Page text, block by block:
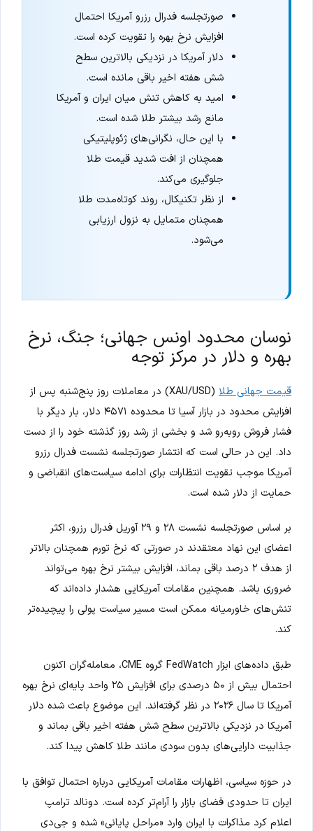
صورتجلسه فدرال رزرو آمریکا احتمال
افزایش نرخ بهره را تقویت کرده است.
دلار آمریکا در نزدیکی بالاترین سطح
شش هفته اخیر باقی مانده است.
امید به کاهش تنش میان ایران و آمریکا
مانع رشد بیشتر طلا شده است.
با این حال، نگرانی‌های ژئوپلیتیکی
همچنان از افت شدید قیمت طلا
جلوگیری می‌کند.
از نظر تکنیکال، روند کوتاه‌مدت طلا
همچنان متمایل به نزول ارزیابی
می‌شود.
نوسان محدود اونس جهانی؛ جنگ، نرخ
بهره و دلار در مرکز توجه
قیمت جهانی طلا
(XAU/USD) در معاملات روز پنج‌شنبه پس از
افزایش محدود در بازار آسیا تا محدوده ۴۵۷۱ دلار، بار دیگر با
فشار فروش روبه‌رو شد و بخشی از رشد روز گذشته خود را از دست
داد. این در حالی است که انتشار صورتجلسه نشست فدرال رزرو
آمریکا موجب تقویت انتظارات برای ادامه سیاست‌های انقباضی و
حمایت از دلار شده است.
بر اساس صورتجلسه نشست ۲۸ و ۲۹ آوریل فدرال رزرو، اکثر
اعضای این نهاد معتقدند در صورتی که نرخ تورم همچنان بالاتر
از هدف ۲ درصد باقی بماند، افزایش بیشتر نرخ بهره می‌تواند
ضروری باشد. همچنین مقامات آمریکایی هشدار داده‌اند که
تنش‌های خاورمیانه ممکن است مسیر سیاست پولی را پیچیده‌تر
کند.
طبق داده‌های ابزار FedWatch گروه CME، معامله‌گران اکنون
احتمال بیش از ۵۰ درصدی برای افزایش ۲۵ واحد پایه‌ای نرخ بهره
آمریکا تا سال ۲۰۲۶ در نظر گرفته‌اند. این موضوع باعث شده دلار
آمریکا در نزدیکی بالاترین سطح شش هفته اخیر باقی بماند و
جذابیت دارایی‌های بدون سودی مانند طلا کاهش پیدا کند.
در حوزه سیاسی، اظهارات مقامات آمریکایی درباره احتمال توافق با
ایران تا حدودی فضای بازار را آرام‌تر کرده است. دونالد ترامپ
اعلام کرد مذاکرات با ایران وارد «مراحل پایانی» شده و جی‌دی